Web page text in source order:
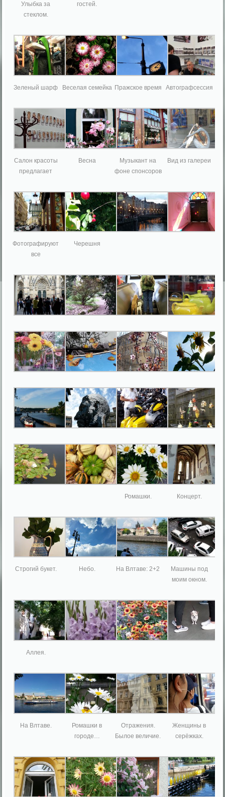
Улыбка за
стеклом.
гостей.
Зеленый шарф Веселая семейка Пражское время Автографсессия
Салон красоты
предлагает
Весна
Музыкант на
фоне спонсоров
Вид из галереи
Фотографируют
все
Черешня
Ромашки. Концерт.
Строгий букет. Небо. На Влтаве: 2+2
Машины под
моим окном.
Аллея.
На Влтаве.
Ромашки в
городе…
Отражения.
Былое величие.
Женщины в
серёжках.